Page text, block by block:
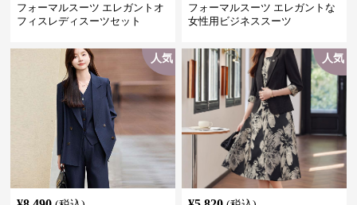
フォーマルスーツ エレガントオ
フィスレディスーツセット
フォーマルスーツ エレガントな
女性用ビジネススーツ
人気 人気